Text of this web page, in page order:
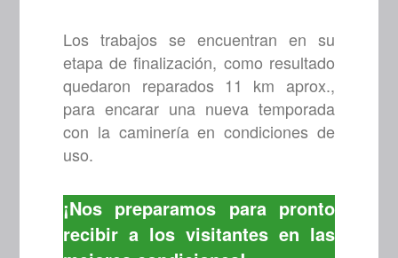
Los trabajos se encuentran en su
etapa de finalización, como resultado
quedaron reparados 11 km aprox.,
para encarar una nueva temporada
con la caminería en condiciones de
uso.
¡Nos preparamos para pronto
recibir a los visitantes en las